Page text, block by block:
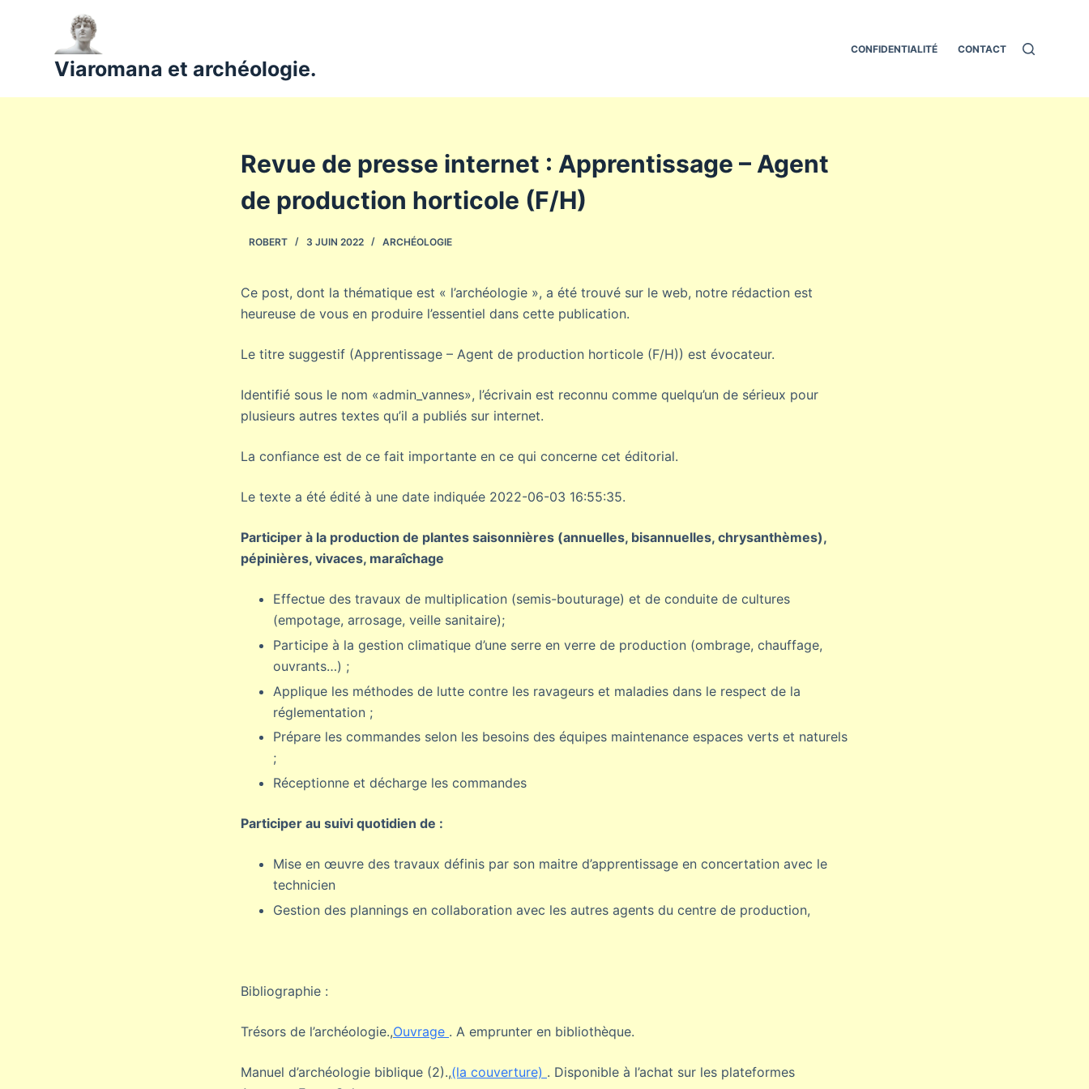
Viaromana et archéologie.
CONFIDENTIALITÉ CONTACT
Revue de presse internet : Apprentissage – Agent
de production horticole (F/H)
ROBERT 3 JUIN 2022 ARCHÉOLOGIE
Ce post, dont la thématique est « l’archéologie », a été trouvé sur le web, notre rédaction est
heureuse de vous en produire l’essentiel dans cette publication.
Le titre suggestif (Apprentissage – Agent de production horticole (F/H)) est évocateur.
Identifié sous le nom «admin_vannes», l’écrivain est reconnu comme quelqu’un de sérieux pour
plusieurs autres textes qu’il a publiés sur internet.
La confiance est de ce fait importante en ce qui concerne cet éditorial.
Le texte a été édité à une date indiquée 2022-06-03 16:55:35.
Participer à la production de plantes saisonnières (annuelles, bisannuelles, chrysanthèmes),
pépinières, vivaces, maraîchage
Effectue des travaux de multiplication (semis-bouturage) et de conduite de cultures
(empotage, arrosage, veille sanitaire);
Participe à la gestion climatique d’une serre en verre de production (ombrage, chauffage,
ouvrants…) ;
Applique les méthodes de lutte contre les ravageurs et maladies dans le respect de la
réglementation ;
Prépare les commandes selon les besoins des équipes maintenance espaces verts et naturels
;
Réceptionne et décharge les commandes
Participer au suivi quotidien de :
Mise en œuvre des travaux définis par son maitre d’apprentissage en concertation avec le
technicien
Gestion des plannings en collaboration avec les autres agents du centre de production,
Bibliographie :
Trésors de l’archéologie.,Ouvrage . A emprunter en bibliothèque.
Manuel d’archéologie biblique (2).,(la couverture) . Disponible à l’achat sur les plateformes